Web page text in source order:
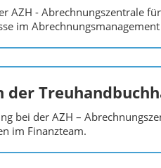
AZH - Abrechnungszentrale
im
der
bei der AZH –
im Finanzteam.